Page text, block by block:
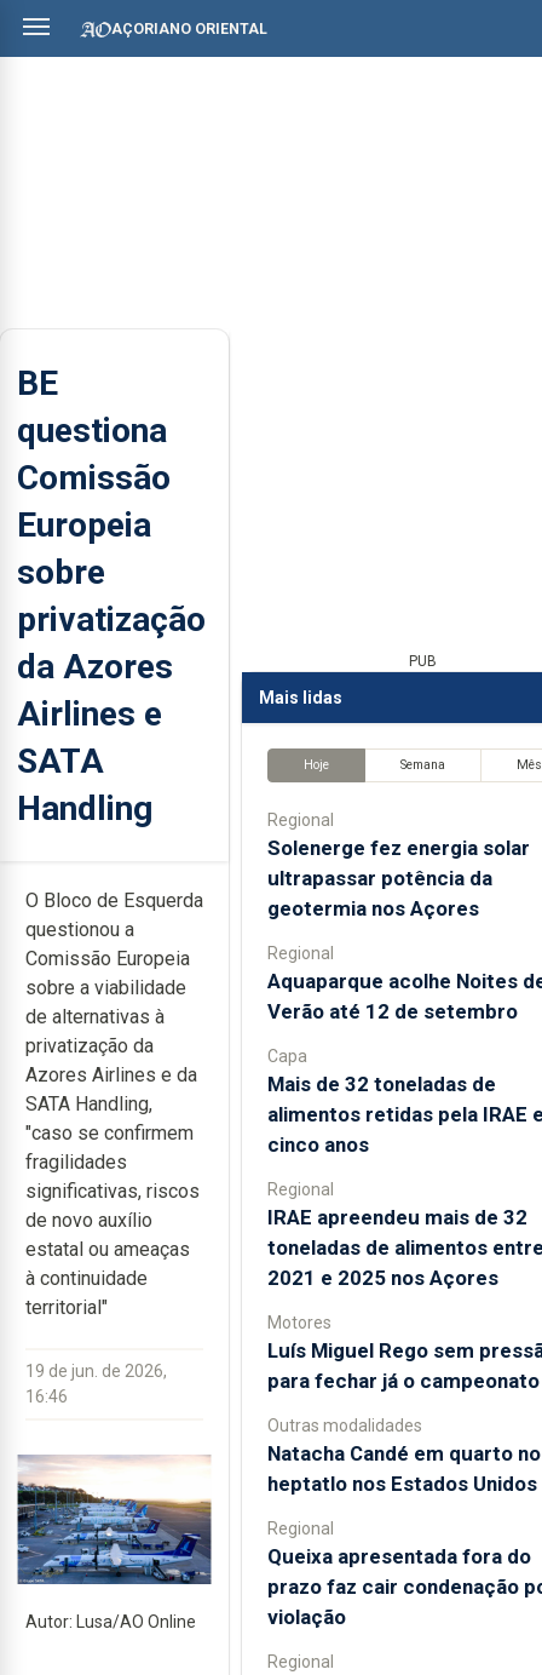
AÇORIANO ORIENTAL
BE
questiona
Comissão
Europeia
sobre
privatização
da Azores
Airlines e
SATA
Handling
O Bloco de Esquerda
questionou a
Comissão Europeia
sobre a viabilidade
de alternativas à
privatização da
Azores Airlines e da
SATA Handling,
"caso se confirmem
fragilidades
significativas, riscos
de novo auxílio
estatal ou ameaças
à continuidade
territorial"
19 de jun. de 2026,
16:46
Autor: Lusa/AO Online
PUB
Mais lidas
Hoje Semana Mês
Regional
Solenerge fez energia solar
ultrapassar potência da
geotermia nos Açores
Regional
Aquaparque acolhe Noites
Verão até 12 de setembro
Capa
Mais de 32 toneladas de
alimentos retidas pela IRAE
cinco anos
Regional
IRAE apreendeu mais de 32
toneladas de alimentos
2021 e 2025 nos Açores
Motores
Luís Miguel Rego sem
para fechar já o campeonato
Outras modalidades
Natacha Candé em quarto no
heptatlo nos Estados Unidos
Regional
Queixa apresentada fora do
prazo faz cair condenação
violação
Regional